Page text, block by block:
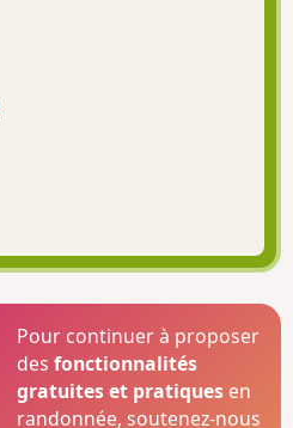
Pour continuer à proposer
desfonctionnalités
gratuites et pratiques en
randonnée, soutenez-nous